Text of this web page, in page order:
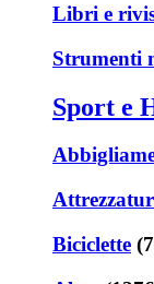
Libri e
Strumenti
Sport e
Biciclette